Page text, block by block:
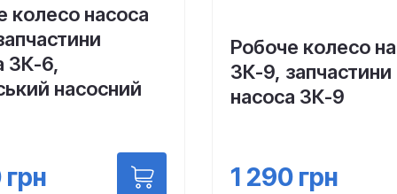
колесо насоса
3К-6,
насосний
грн
Робоче колесо
3К-9, запчастини
насоса 3К-9
1 290 грн